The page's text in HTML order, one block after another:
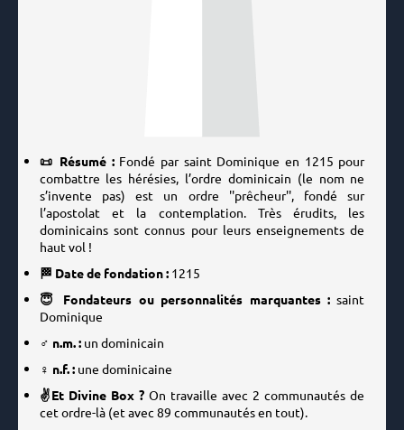
📜 Résumé :Fondé par saint Dominique en 1215 pour
combattre les hérésies, l’ordre dominicain (le nom ne
s’invente pas) est un ordre ''prêcheur'', fondé sur
l’apostolat et la contemplation. Très érudits, les
dominicains sont connus pour leurs enseignements de
haut vol !
🏁 Date de fondation :1215
😇 Fondateurs ou personnalités marquantes :saint
Dominique
♂️ n.m. :un dominicain
♀️ n.f. :une dominicaine
✌️Et Divine Box ?On travaille avec 2 communautés de
cet ordre-là (et avec 89 communautés en tout).